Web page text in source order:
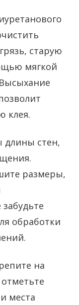
старую
мягкой
клея.
длины стен,
размеры,
обработки
на
места